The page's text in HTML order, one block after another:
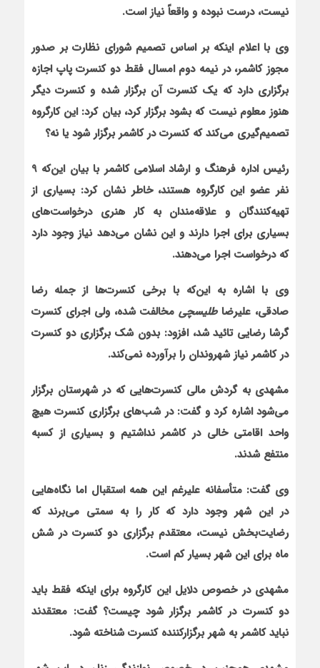
نیست، درست نبوده و واقعاً نیاز است.
وی با اعلام اینکه بر اساس تصمیم شورای نظارت بر صدور
مجوز کاشمر، در نیمه دوم امسال فقط دو کنسرت پاپ اجازه
برگزاری دارد که یک کنسرت آن برگزار شده و کنسرت دیگر
هنوز معلوم نیست که بشود برگزار کرد، بیان کرد: این کارگروه
تصمیم‌گیری می‌کند که کنسرت در کاشمر برگزار شود یا نه؟
رئیس اداره فرهنگ و ارشاد اسلامی کاشمر
با بیان این‌که 9
نفر عضو این کارگروه هستند، خاطر نشان کرد: بسیاری از
تهیه‌کنندگان و علاقه‌مندان به کار هنری درخواست‌های
بسیاری برای اجرا دارند و این نشان می‌دهد نیاز وجود دارد
که درخواست اجرا می‌دهند.
وی با اشاره به این‌که با برخی کنسرت‌ها از جمله رضا
صادقی، علیرضاطلیسچی مخالفت شده، ولی اجرای کنسرت
گرشا رضایی تائید شد، افزود: بدون شک برگزاری دو کنسرت
در کاشمر نیاز شهروندان را برآورده نمی‌کند.
مشهدی به گردش مالی کنسرت‌هایی که در شهرستان برگزار
می‌شود اشاره کرد و گفت: در شب‌های برگزاری کنسرت هیچ
واحد اقامتی خالی در کاشمر نداشتیم و بسیاری از کسبه
منتفع شدند.
ویگفت: متأسفانه علیرغم این همه استقبال اما نگاه‌هایی
در این شهر وجود دارد که کار را به سمتی می‌برند که
رضایت‌بخش نیست، معتقدم برگزاری دو کنسرت در شش
ماه برای این شهر بسیار کم است.
مشهدی در خصوص دلایل این کارگروه برای اینکه فقط باید
دو کنسرت در کاشمر برگزار شود چیست؟ گفت: معتقدند
نباید کاشمر به شهر برگزارکننده کنسرت شناخته شود.